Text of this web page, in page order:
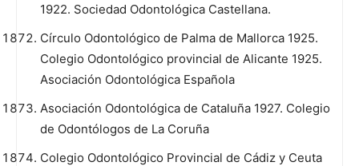
1922. Sociedad Odontológica Castellana.
Círculo Odontológico de Palma de Mallorca 1925.
Colegio Odontológico provincial de Alicante 1925.
Asociación Odontológica Española
Asociación Odontológica de Cataluña 1927. Colegio
de Odontólogos de La Coruña
Colegio Odontológico Provincial de Cádiz y Ceuta